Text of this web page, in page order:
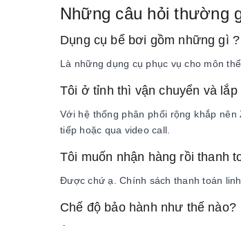
Những câu hỏi thường
Dụng cụ bể bơi gồm những gì ?
Là những dụng cụ phục vụ cho môn
Tôi ở tỉnh thì vận chuyển và
Với hệ thống phân phối rộng khắp
tiếp hoặc qua video call.
Tôi muốn nhận hàng rồi thanh
Được chứ ạ. Chính sách thanh toán
Chế độ bảo hành như thế nào?